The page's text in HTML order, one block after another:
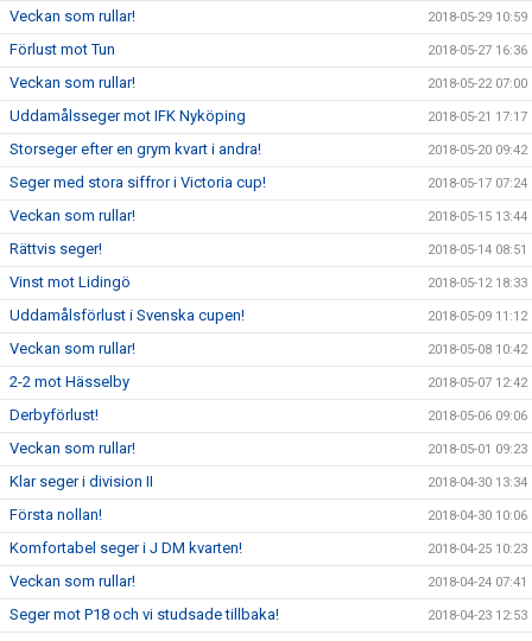
Veckan som rullar! 2018-05-29 10:59
Förlust mot Tun 2018-05-27 16:36
Veckan som rullar! 2018-05-22 07:00
Uddamålsseger mot IFK Nyköping 2018-05-21 17:17
Storseger efter en grym kvart i andra! 2018-05-20 09:42
Seger med stora siffror i Victoria cup! 2018-05-17 07:24
Veckan som rullar! 2018-05-15 13:44
Rättvis seger! 2018-05-14 08:51
Vinst mot Lidingö 2018-05-12 18:33
Uddamålsförlust i Svenska cupen! 2018-05-09 11:12
Veckan som rullar! 2018-05-08 10:42
2-2 mot Hässelby 2018-05-07 12:42
Derbyförlust! 2018-05-06 09:06
Veckan som rullar! 2018-05-01 09:23
Klar seger i division II 2018-04-30 13:34
Första nollan! 2018-04-30 10:06
Komfortabel seger i J DM kvarten! 2018-04-25 10:23
Veckan som rullar! 2018-04-24 07:41
Seger mot P18 och vi studsade tillbaka! 2018-04-23 12:53